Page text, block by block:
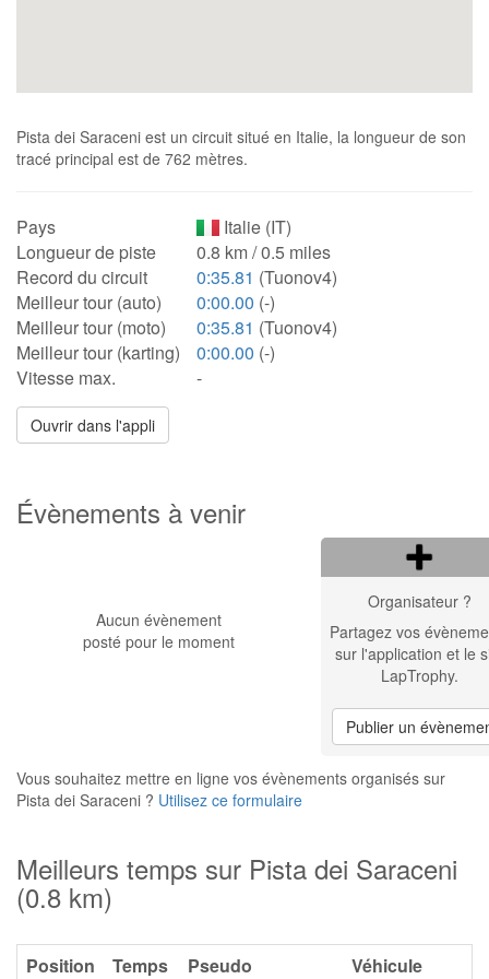
Pista dei Saraceni est un circuit situé en Italie, la longueur de son
tracé principal est de 762 mètres.
Pays
Italie (IT)
Longueur de piste
0.8 km / 0.5 miles
Record du circuit
0:35.81 (Tuonov4)
Meilleur tour (auto)
0:00.00 (-)
Meilleur tour (moto)
0:35.81 (Tuonov4)
Meilleur tour (karting)
0:00.00 (-)
Vitesse max.
-
Ouvrir dans l'appli
Évènements à venir
Aucun évènement
posté pour le moment
Organisateur ?
Partagez vos
sur l'application et le
LapTrophy.
Publier un
Vous souhaitez mettre en ligne vos évènements organisés sur
Pista dei Saraceni ? Utilisez ce formulaire
Meilleurs temps sur Pista dei Saraceni
(0.8 km)
Position Temps Pseudo
Véhicule